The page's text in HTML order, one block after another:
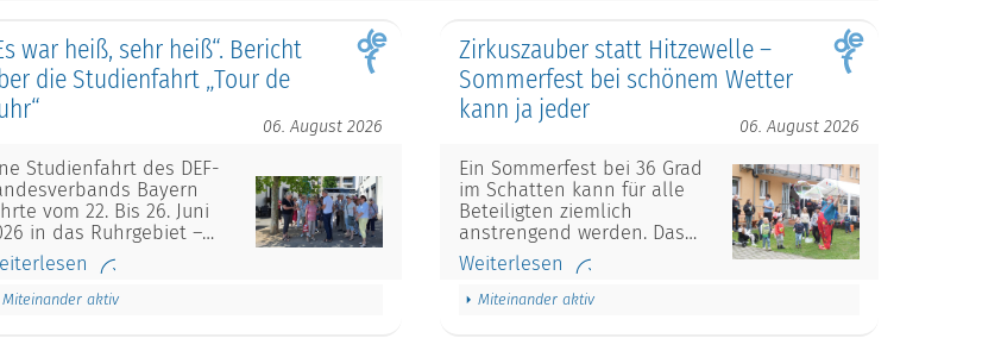
war heiß, sehr heiß“. Bericht
die Studienfahrt „Tour de
06. August 2026
Studienfahrt des DEF-
Bayern
vom 22. Bis 26. Juni
in das Ruhrgebiet –…
Miteinander aktiv
Zirkuszauber statt Hitzewelle –
Sommerfest bei schönem Wetter
kann ja jeder
06. August 2026
Ein Sommerfest bei 36 Grad
im Schatten kann für alle
Beteiligten ziemlich
anstrengend werden. Das…
Weiterlesen
Miteinander aktiv